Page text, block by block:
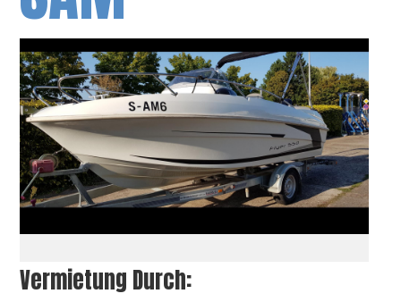
Vermietung Durch: